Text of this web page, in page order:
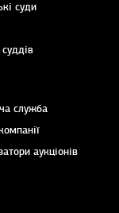
суди
служба
аукціонів